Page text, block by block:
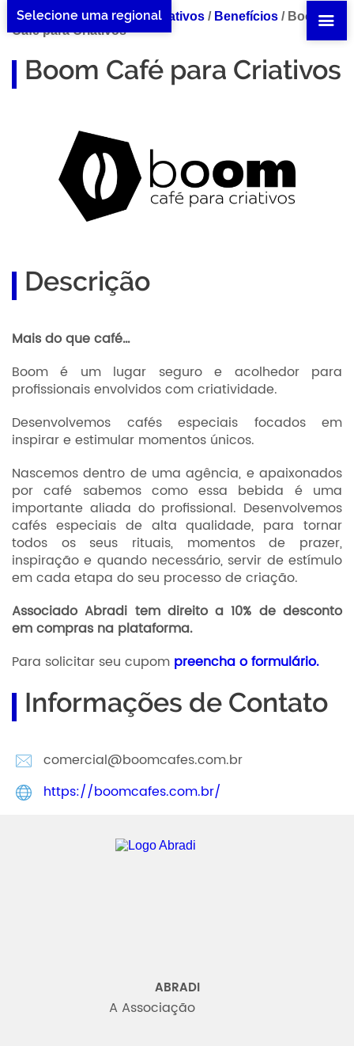
Selecione uma regional
Home Boom Café para Criativos / Benefícios / Boom
Café para Criativos
Boom Café para Criativos
Descrição
Mais do que café…
Boom é um lugar seguro e acolhedor para
profissionais envolvidos com criatividade.
Desenvolvemos cafés especiais focados em
inspirar e estimular momentos únicos.
Nascemos dentro de uma agência, e apaixonados
por café sabemos como essa bebida é uma
importante aliada do profissional. Desenvolvemos
cafés especiais de alta qualidade, para tornar
todos os seus rituais, momentos de prazer,
inspiração e quando necessário, servir de estímulo
em cada etapa do seu processo de criação.
Associado Abradi tem direito a 10% de desconto
em compras na plataforma.
Para solicitar seu cupom preencha o formulário.
Informações de Contato
comercial@boomcafes.com.br
https://boomcafes.com.br/
Abradi
ABRADI
A Associação